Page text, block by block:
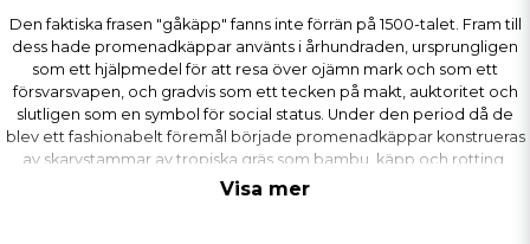
Den faktiska frasen "gåkäpp" fanns inte förrän på 1500-talet. Fram till
dess hade promenadkäppar använts i århundraden, ursprungligen
som ett hjälpmedel för att resa över ojämn mark och som ett
försvarsvapen, och gradvis som ett tecken på makt, auktoritet och
slutligen som en symbol för social status. Under den period då de
blev ett fashionabelt föremål började promenadkäppar konstrueras
av skarvstammar av tropiska gräs som bambu, käpp och rotting.
Därav termen "käpp!"
Visa mer